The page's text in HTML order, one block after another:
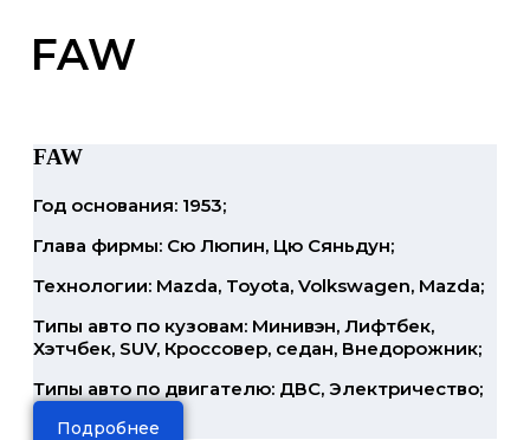
FAW
FAW
Год основания: 1953;
Глава фирмы: Сю Люпин, Цю Сяньдун;
Технологии: Mazda, Toyota, Volkswagen, Mazda;
Типы авто по кузовам: Минивэн, Лифтбек,
Хэтчбек, SUV, Кроссовер, седан, Внедорожник;
Типы авто по двигателю: ДВС, Электричество;
Подробнее